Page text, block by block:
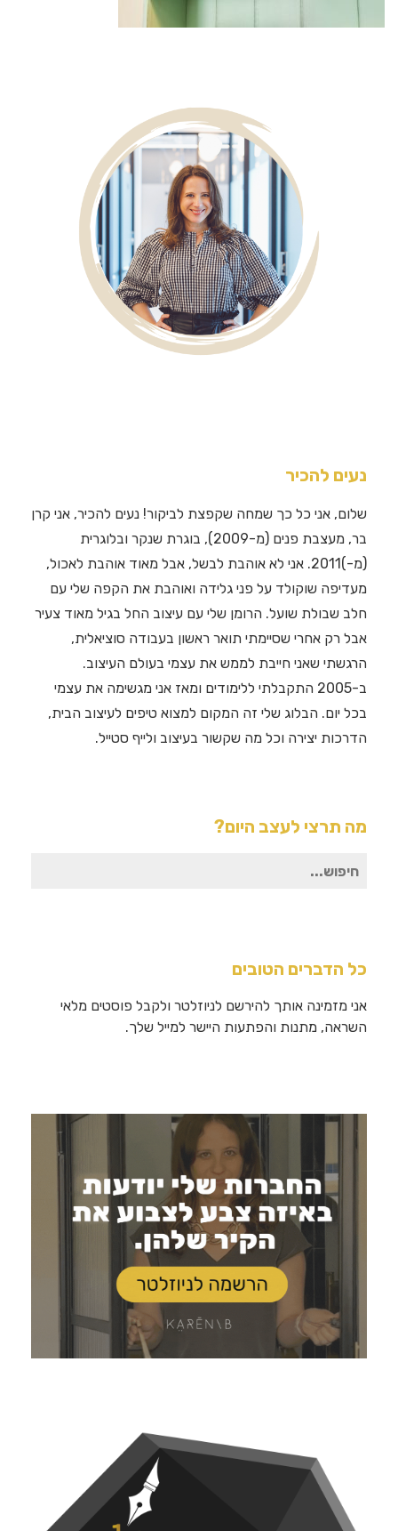
להכיר
אני כל כך שמחה שקפצת לביקור! נעים להכיר, אני קרן
בר, מעצבת פנים (מ-2009), בוגרת שנקר ובלוגרית
(מ-)2011. אני לא אוהבת לבשל, אבל מאוד אוהבת לאכול,
שוקולד על פני גלידה ואוהבת את הקפה שלי עם
שבולת שועל. הרומן שלי עם עיצוב החל בגיל מאוד צעיר
רק אחרי שסיימתי תואר ראשון בעבודה סוציאלית,
שאני חייבת לממש את עצמי בעולם העיצוב.
ב-2005 התקבלתי ללימודים ומאז אני מגשימה את עצמי
יום. הבלוג שלי זה המקום למצוא טיפים לעיצוב הבית,
יצירה וכל מה שקשור בעיצוב ולייף סטייל.
תרצי לעצב היום?
הדברים הטובים
מזמינה אותך להירשם לניוזלטר ולקבל פוסטים מלאי
מתנות והפתעות היישר למייל שלך.